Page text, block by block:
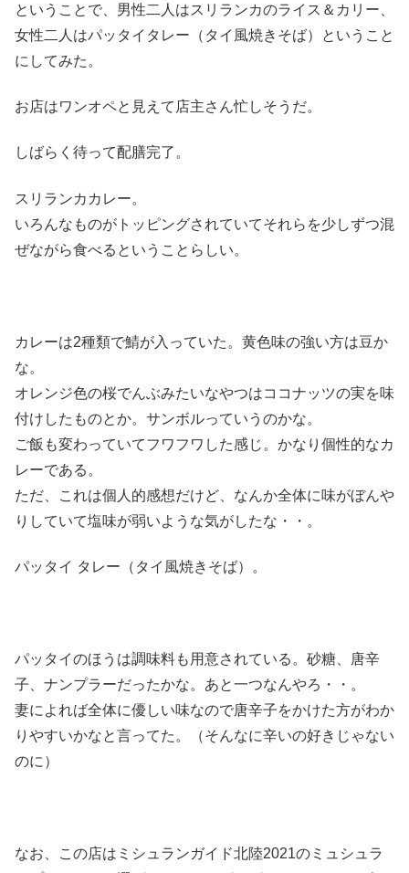
ということで、男性二人はスリランカのライス＆カリー、
女性二人はパッタイタレー（タイ風焼きそば）ということ
にしてみた。
お店はワンオペと見えて店主さん忙しそうだ。
しばらく待って配膳完了。
スリランカカレー。
いろんなものがトッピングされていてそれらを少しずつ混
ぜながら食べるということらしい。
カレーは2種類で鯖が入っていた。黄色味の強い方は豆か
な。
オレンジ色の桜でんぶみたいなやつはココナッツの実を味
付けしたものとか。サンボルっていうのかな。
ご飯も変わっていてフワフワした感じ。かなり個性的なカ
レーである。
ただ、これは個人的感想だけど、なんか全体に味がぼんや
りしていて塩味が弱いような気がしたな・・。
パッタイ タレー（タイ風焼きそば）。
パッタイのほうは調味料も用意されている。砂糖、唐辛
子、ナンプラーだったかな。あと一つなんやろ・・。
妻によれば全体に優しい味なので唐辛子をかけた方がわか
りやすいかなと言ってた。（そんなに辛いの好きじゃない
のに）
なお、この店はミシュランガイド北陸2021のミュシュラ